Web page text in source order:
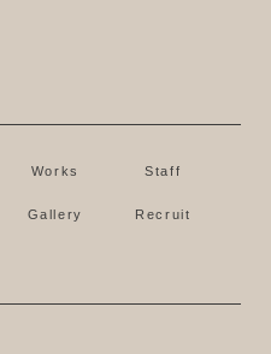
Works Staff
Gallery Recruit